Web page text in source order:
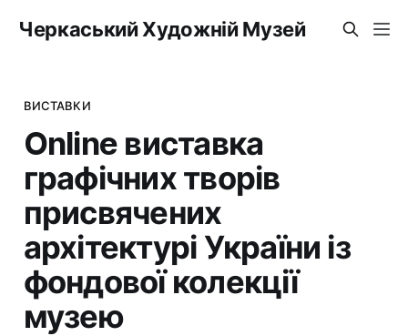
Черкаський Художній Музей
ВИСТАВКИ
Online виставка
графічних творів
присвячених
архітектурі України із
фондової колекції
музею